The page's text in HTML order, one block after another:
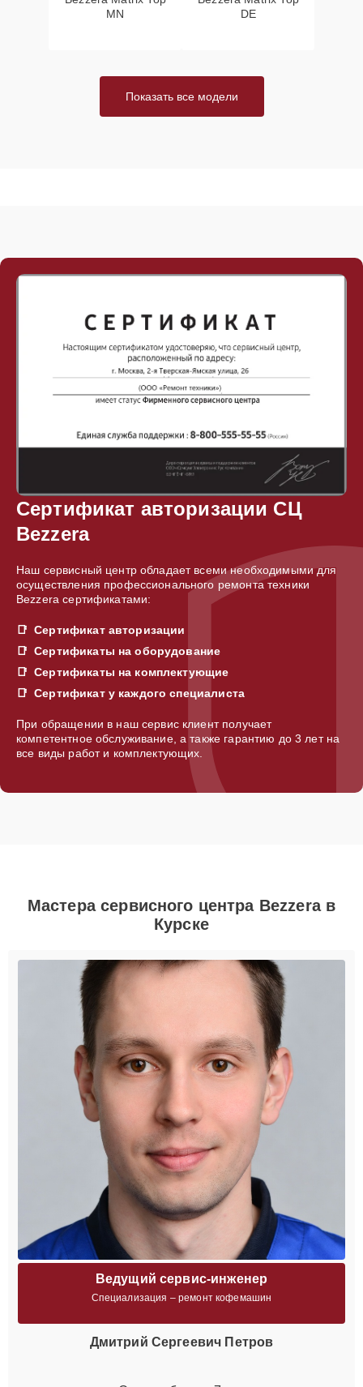
MN
DE
Показать все модели
Сертификат авторизации СЦ
Bezzera
Наш сервисный центр обладает всеми необходимыми для
осуществления профессионального ремонта техники
Bezzera сертификатами:
Сертификат авторизации
Сертификаты на оборудование
Сертификаты на комплектующие
Сертификат у каждого специалиста
При обращении в наш сервис клиент получает
компетентное обслуживание, а также гарантию до 3 лет на
все виды работ и комплектующих.
Мастера сервисного центра Bezzera в
Курске
Ведущий сервис-инженер
Специализация – ремонт кофемашин
Дмитрий Сергеевич Петров